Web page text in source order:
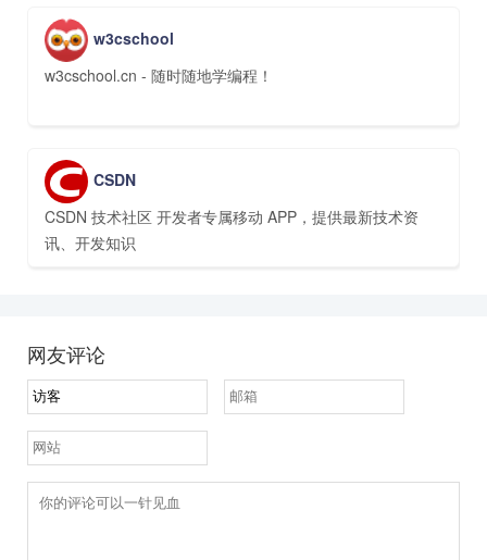
w3cschool
w3cschool.cn - 随时随地学编程！
CSDN
CSDN 技术社区 开发者专属移动 APP，提供最新技术资
讯、开发知识
网友评论